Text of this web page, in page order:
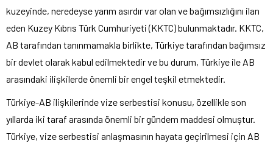
kuzeyinde, neredeyse yarım asırdır var olan ve bağımsızlığını ilan
eden Kuzey Kıbrıs Türk Cumhuriyeti (KKTC) bulunmaktadır. KKTC,
AB tarafından tanınmamakla birlikte, Türkiye tarafından bağımsız
bir devlet olarak kabul edilmektedir ve bu durum, Türkiye ile AB
arasındaki ilişkilerde önemli bir engel teşkil etmektedir.
Türkiye-AB ilişkilerinde vize serbestisi konusu, özellikle son
yıllarda iki taraf arasında önemli bir gündem maddesi olmuştur.
Türkiye, vize serbestisi anlaşmasının hayata geçirilmesi için AB